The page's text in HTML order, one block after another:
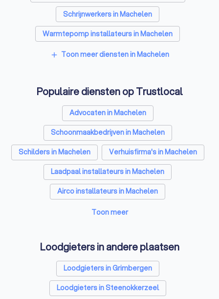
Schrijnwerkers in Machelen
Warmtepomp installateurs in Machelen
Badkamer installateurs in Machelen
EPC-keurders in Machelen
Klusjesmannen in Machelen
add Toon meer diensten in Machelen
Populaire diensten op Trustlocal
Advocaten in Machelen
Schoonmaakbedrijven in Machelen
Schilders in Machelen
Verhuisfirma's in Machelen
Laadpaal installateurs in Machelen
Airco installateurs in Machelen
Aannemers in Machelen
Dakwerkers in Machelen
Tuinonderhoud bedrijven in Machelen
Webdesigners in Machelen
Glazenwassers in Machelen
Toon meer
Loodgieters in andere plaatsen
Loodgieters in Grimbergen
Loodgieters in Steenokkerzeel